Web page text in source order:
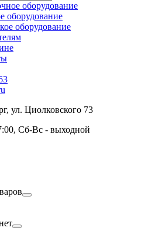
оборудование
оборудование
оборудование
ул. Циолковского 73
Сб-Вс - выходной